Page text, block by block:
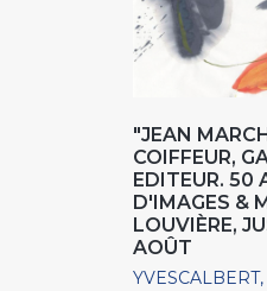
"JEAN
COIFFEUR,
EDITEUR. 50
D'IMAGES &
LOUVIÈRE,
AOÛT
YVESCALBERT